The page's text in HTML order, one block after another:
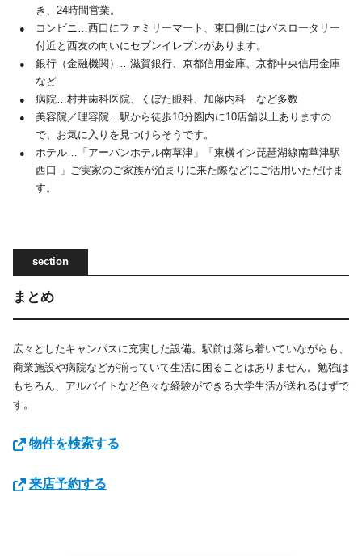
き、24時間営業。
コンビニ…西口にファミリーマート、東口側にはバスロータリー
付近と西友の向いにセブンイレブンがあります。
銀行（金融機関）…滋賀銀行、京都信用金庫、京都中央信用金庫
など
病院…村井歯科医院、くぼた眼科、加藤内科 など多数
美容院／理容院…駅から徒歩10分圏内に10店舗以上ありますの
で、お気に入りを見つけらそうです。
ホテル…「アーバンホテル南草津」「東横イン琵琶湖線南草津駅
西口 」ご実家のご家族が泊まりに来た際などにご活用いただけま
す。
まとめ
広々としたキャンパスに充実した設備。駅前は落ち着いていながらも、
商業施設や病院などが揃っていて生活に困ることはありません。勉強は
もちろん、アルバイトなど色々な経験ができる大学生活が送れるはずで
す。
物件を検索する
来店予約する